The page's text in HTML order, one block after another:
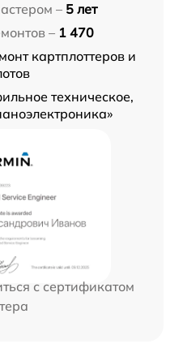
– 5 лет
– 1 470
картплоттеров и
техническое,
с сертификатом